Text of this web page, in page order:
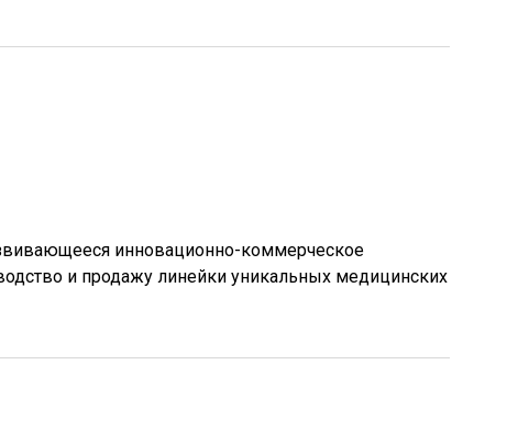
инновационно-коммерческое
и продажу линейки уникальных медицинских